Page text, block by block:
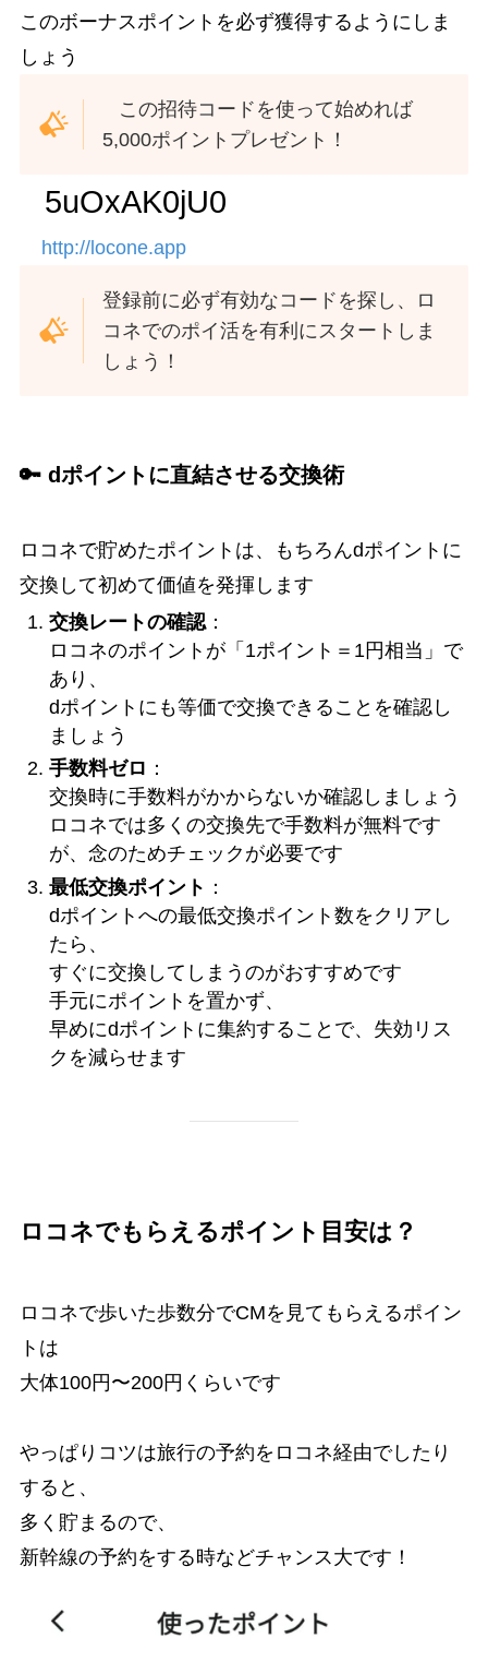
このボーナスポイントを必ず獲得するようにしま
しょう
この招待コードを使って始めれば
5,000ポイントプレゼント！
5uOxAK0jU0
http://locone.app
登録前に必ず有効なコードを探し、ロ
コネでのポイ活を有利にスタートしま
しょう！
🔑 dポイントに直結させる交換術
ロコネで貯めたポイントは、もちろんdポイントに
交換して初めて価値を発揮します
交換レートの確認：
ロコネのポイントが「1ポイント＝1円相当」で
あり、
dポイントにも等価で交換できることを確認し
ましょう
手数料ゼロ ：
交換時に手数料がかからないか確認しましょう
ロコネでは多くの交換先で手数料が無料です
が、念のためチェックが必要です
最低交換ポイント ：
dポイントへの最低交換ポイント数をクリアし
たら、
すぐに交換してしまうのがおすすめです
手元にポイントを置かず、
早めにdポイントに集約することで、失効リス
クを減らせます
ロコネでもらえるポイント目安は？
ロコネで歩いた歩数分でCMを見てもらえるポイン
トは
大体100円〜200円くらいです
やっぱりコツは旅行の予約をロコネ経由でしたり
すると、
多く貯まるので、
新幹線の予約をする時などチャンス大です！